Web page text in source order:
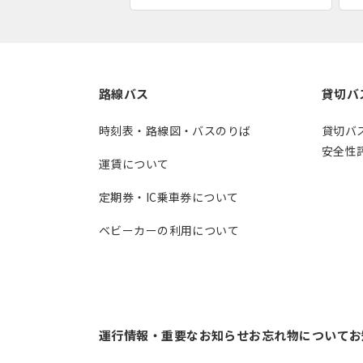
路線バス
時刻表・路線図・バスのりば
運賃について
定期券・IC乗車券について
ベビーカーの利用について
貸切バ
貸切バ
安全性
運行情報・重要なお知らせお忘れ物について